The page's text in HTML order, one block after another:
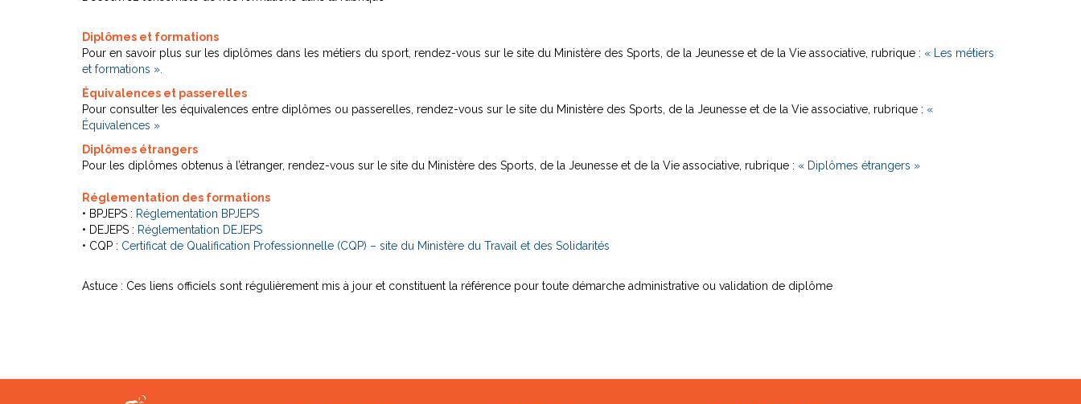
Diplômes et formations
Pour en savoir plus sur les diplômes dans les métiers du sport, rendez-vous sur le site du Ministère des Sports, de la Jeunesse et de la Vie associative, rubrique : « Les métiers
et formations ».
Équivalences et passerelles
Pour consulter les équivalences entre diplômes ou passerelles, rendez-vous sur le site du Ministère des Sports, de la Jeunesse et de la Vie associative , rubrique : «
Équivalences »
Diplômes étrangers
Pour les diplômes obtenus à l’étranger, rendez-vous sur le site du Ministère des Sports, de la Jeunesse et de la Vie associative, rubrique : « Diplômes étrangers »
Réglementation des formations
• BPJEPS : Réglementation BPJEPS
• DEJEPS : Réglementation DEJEPS
• CQP : Certificat de Qualification Professionnelle (CQP) – site du Ministère du Travail et des Solidarités
Astuce : Ces liens officiels sont régulièrement mis à jour et constituent la référence pour toute démarche administrative ou validation de diplôme